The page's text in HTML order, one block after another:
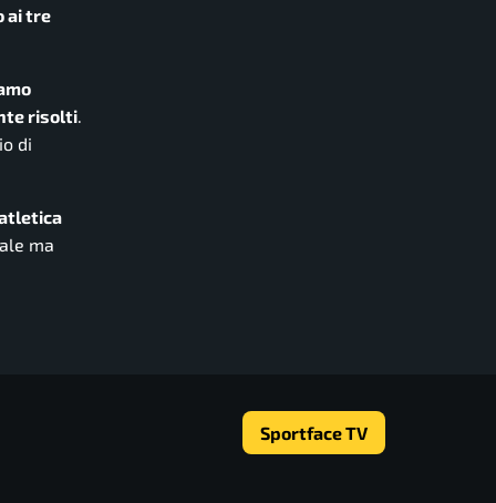
ai tre
risolti.
di
ma
Sportface TV